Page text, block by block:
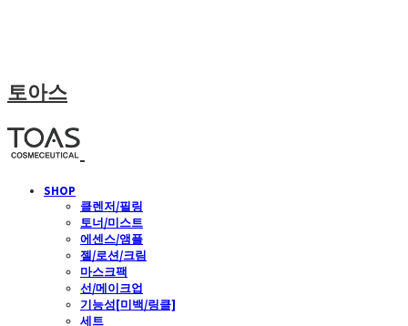
토아스
SHOP
클렌저/필링
토너/미스트
에센스/앰플
젤/로션/크림
마스크팩
선/메이크업
기능성[미백/링클]
세트